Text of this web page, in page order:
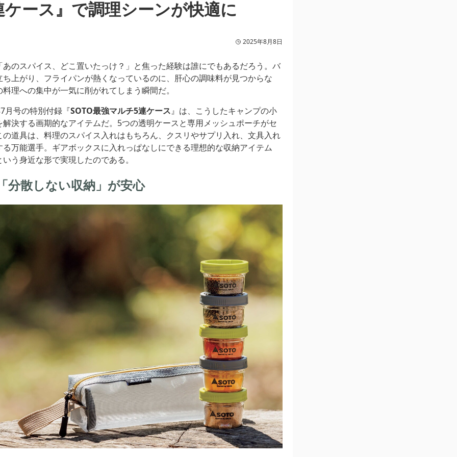
ース』で調理シーンが快適に
2025年8月8日
あのスパイス、どこ置いたっけ？」と焦った経験は誰にでもあるだろう。バ
ち上がり、フライパンが熱くなっているのに、肝心の調味料が見つからな
理への集中が一気に削がれてしまう瞬間だ。
月号の特別付録『SOTO最強マルチ5連ケース』は、こうしたキャンプの小
決する画期的なアイテムだ。5つの透明ケースと専用メッシュポーチがセ
の道具は、料理のスパイス入れはもちろん、クスリやサプリ入れ、文具入れ
る万能選手。ギアボックスに入れっぱなしにできる理想的な収納アイテム
う身近な形で実現したのである。
分散しない収納」が安心